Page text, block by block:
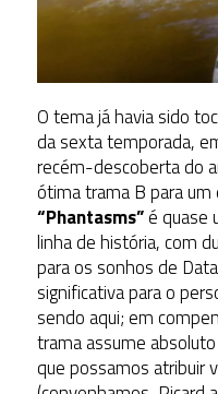
O tema já havia sido
da sexta temporada,
recém-descoberta do
ótima trama B para
“Phantasms”é quase
linha de história, com
para os sonhos de
significativa para o
sendo aqui; em
trama assume
que possamos atribuir